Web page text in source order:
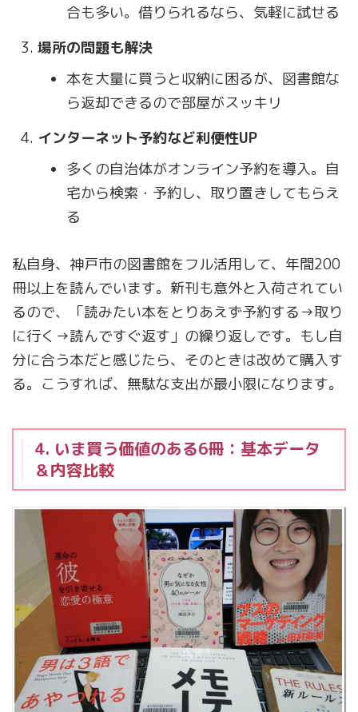
合も多い。借りられるなら、気軽に試せる
場所の問題も解決
本を大量に買うと収納に困るが、図書館な
ら返却できるので部屋がスッキリ
インターネット予約など利便性UP
多くの自治体がオンライン予約を導入。自
宅から検索・予約し、取り置きしてもらえ
る
私自身、神戸市の図書館をフル活用して、年間200
冊以上を読んでいます。新刊も意外と入荷されてい
るので、「読みたい本をとりあえず予約する→取り
に行く→読んですぐ返す」の繰り返しです。もし自
分に合う本だと感じたら、そのときは改めて購入す
る。こうすれば、無駄な支出が最小限になります。
4. いま買う価値のある6冊：基本データ
＆内容比較